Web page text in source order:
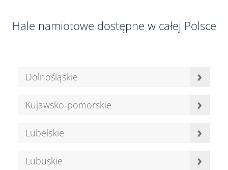
Hale namiotowe dostępne w całej Polsce
Dolnośląskie ›
Kujawsko-pomorskie ›
Lubelskie ›
Lubuskie ›